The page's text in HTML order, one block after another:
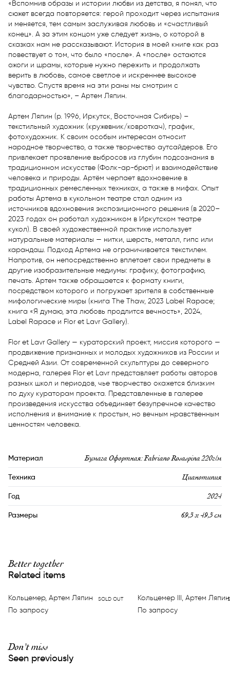
«Вспомнив образы и истории любви из детства, я понял, что
сюжет всегда повторяется: герой проходит через испытания
и меняется, тем самым заслуживая любовь и «счастливый
конец». А за этим концом уже следует жизнь, о которой в
сказках нам не рассказывают. История в моей книге как раз
повествует о том, что было «после». А «после» остаются
ожоги и шрамы, которые нужно пережить и продолжать
верить в любовь, самое светлое и искреннее высокое
чувство. Спустя время на эти раны мы смотрим с
благодарностью», – Артем Ляпин.
Артем Ляпин (р. 1996, Иркутск, Восточная Сибирь) –
текстильный художник (кружевник/ковроткач), график,
фотохудожник. К своим особым интересам относит
народное творчество, а также творчество аутсайдеров. Его
привлекает проявление выбросов из глубин подсознания в
традиционном искусстве (Фолк-ар-брют) и взаимодействие
человека и природы. Артём черпает вдохновение в
традиционных ремесленных техниках, а также в мифах. Опыт
работы Артема в кукольном театре стал одним из
источников вдохновения экспозиционного решения (в 2020–
2023 годах он работал художником в Иркутском театре
кукол). В своей художественной практике использует
натуральные материалы — нитки, шерсть, металл, гипс или
карандаш. Подход Артема не ограничивается текстилем.
Напротив, он непосредственно вплетает свои предметы в
другие изобразительные медиумы: графику, фотографию,
печать. Артем также обращается к формату книги,
посредством которого и погружает зрителя в собственные
мифологические миры (книга The Thaw, 2023 Label Rapace;
книга «Я думаю, эта любовь продлится вечность», 2024,
Label Rapace и Flor et Lavr Gallery).
Flor et Lavr Gallery — кураторский проект, миссия которого —
продвижение признанных и молодых художников из России и
Средней Азии. От современной скульптуры до северного
модерна, галерея Flor et Lavr представляет работы авторов
разных школ и периодов, чье творчество окажется близким
по духу кураторам проекта. Представленные в галерее
произведения искусства объединяет безупречное качество
исполнения и внимание к простым, но вечным нравственным
ценностям человека.
Материал Бумага Офортная: Fabriano Rosaspina 220г/м
Техника Цианотипия
Год 2024
Размеры 69,5 х 49,5 см
Better together
Related items
SOLD OUT
Кольцемер, Артем Ляпин
По запросу
Кольцемер III, Артем Ляпин
По запросу
Don't miss
Seen previously